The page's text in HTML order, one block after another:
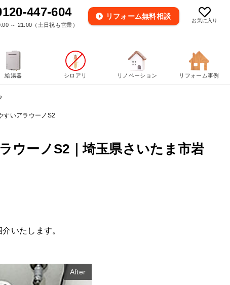
お気に入り
447-604
～ 21:00（土日祝も営業）
リフォーム無料相談
すいアラウーノS2
ウーノS2｜埼玉県さいたま市岩
いたします。
After
給湯器 シロアリ リノベーション リフォーム事例